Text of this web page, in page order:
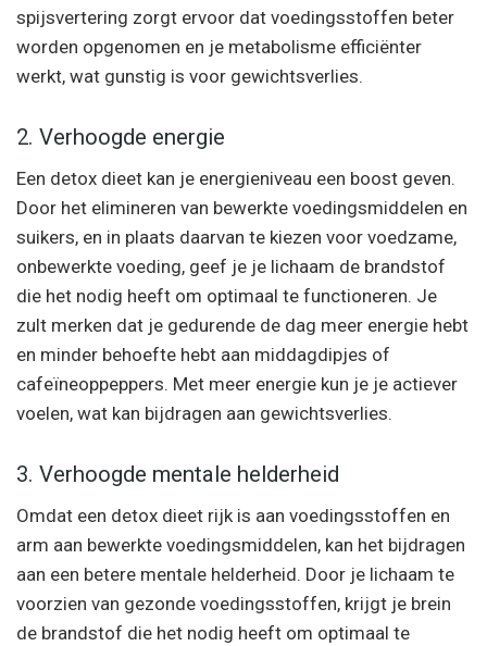
spijsvertering zorgt ervoor dat voedingsstoffen beter
worden opgenomen en je metabolisme efficiënter
werkt, wat gunstig is voor gewichtsverlies.
2. Verhoogde energie
Een detox dieet kan je energieniveau een boost geven.
Door het elimineren van bewerkte voedingsmiddelen en
suikers, en in plaats daarvan te kiezen voor voedzame,
onbewerkte voeding, geef je je lichaam de brandstof
die het nodig heeft om optimaal te functioneren. Je
zult merken dat je gedurende de dag meer energie hebt
en minder behoefte hebt aan middagdipjes of
cafeïneoppeppers. Met meer energie kun je je actiever
voelen, wat kan bijdragen aan gewichtsverlies.
3. Verhoogde mentale helderheid
Omdat een detox dieet rijk is aan voedingsstoffen en
arm aan bewerkte voedingsmiddelen, kan het bijdragen
aan een betere mentale helderheid. Door je lichaam te
voorzien van gezonde voedingsstoffen, krijgt je brein
de brandstof die het nodig heeft om optimaal te